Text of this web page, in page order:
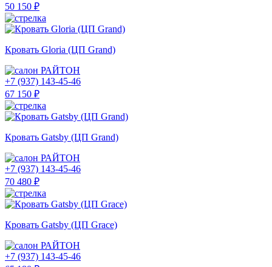
50 150 ₽
Кровать Gloria (ЦП Grand)
РАЙТОН
+7 (937) 143-45-46
67 150 ₽
Кровать Gatsby (ЦП Grand)
РАЙТОН
+7 (937) 143-45-46
70 480 ₽
Кровать Gatsby (ЦП Grace)
РАЙТОН
+7 (937) 143-45-46